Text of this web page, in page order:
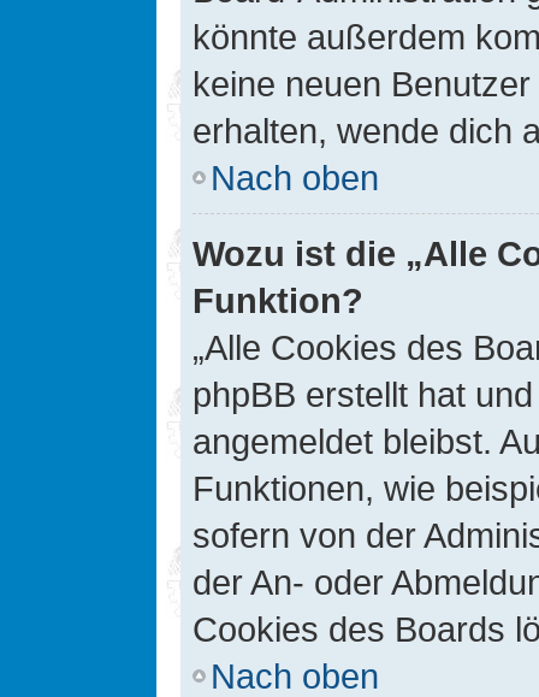
könnte außerdem
keine neuen
erhalten, wende dich
Nach oben
Wozu ist die „Alle
Funktion?
„Alle Cookies des
phpBB erstellt hat
angemeldet bleibst.
Funktionen, wie
sofern von der
der An- oder
Cookies des Boards
Nach oben